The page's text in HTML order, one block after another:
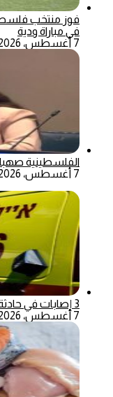
فوز منتخب
في مباراة ودية
7 أغسطس، 2026
الفلسطينية
7 أغسطس، 2026
3 إصابات في حادثة طعن بالطيبة داخل أراضي الـ48
7 أغسطس، 2026